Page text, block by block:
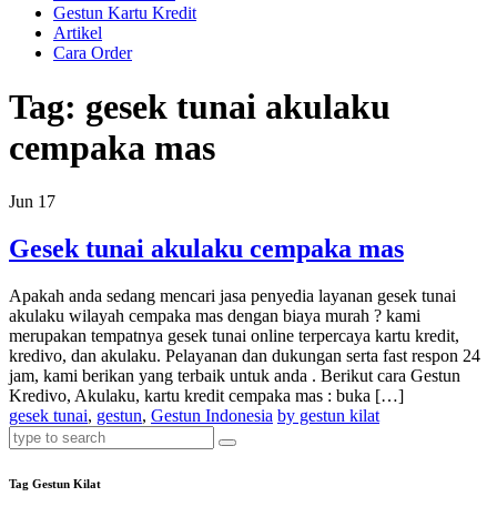
Gestun Kartu Kredit
Artikel
Cara Order
Tag: gesek tunai akulaku
cempaka mas
Jun 17
Gesek tunai akulaku cempaka mas
Apakah anda sedang mencari jasa penyedia layanan gesek tunai
akulaku wilayah cempaka mas dengan biaya murah ? kami
merupakan tempatnya gesek tunai online terpercaya kartu kredit,
kredivo, dan akulaku. Pelayanan dan dukungan serta fast respon 24
jam, kami berikan yang terbaik untuk anda . Berikut cara Gestun
Kredivo, Akulaku, kartu kredit cempaka mas : buka […]
gesek tunai, gestun, Gestun Indonesia by gestun kilat
Tag Gestun Kilat